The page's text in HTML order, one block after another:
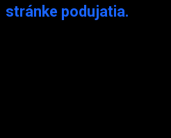
stránke podujatia.